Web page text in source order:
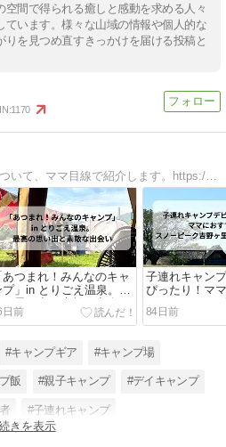
間で得られる癒しと感動を求める人々
ています。様々な山域の情報や個人的な
を見つめ直すきっかけを届ける投稿と
1170
子どもと行くキャンプについて、ママ目線で紹介します。https://aomamacamp.com/
あつまれ！みんなのキャ
プ」in とりごえ温泉。最
の思い出と素敵な出会い
日前
子連れキャン
ぴったり！マ
したいスノー
里キャンプフ
84日前
#キャンプギア #キャンプ場
飯 #親子キャンプ #デイキャンプ
#子連れキャンプ
きを表示